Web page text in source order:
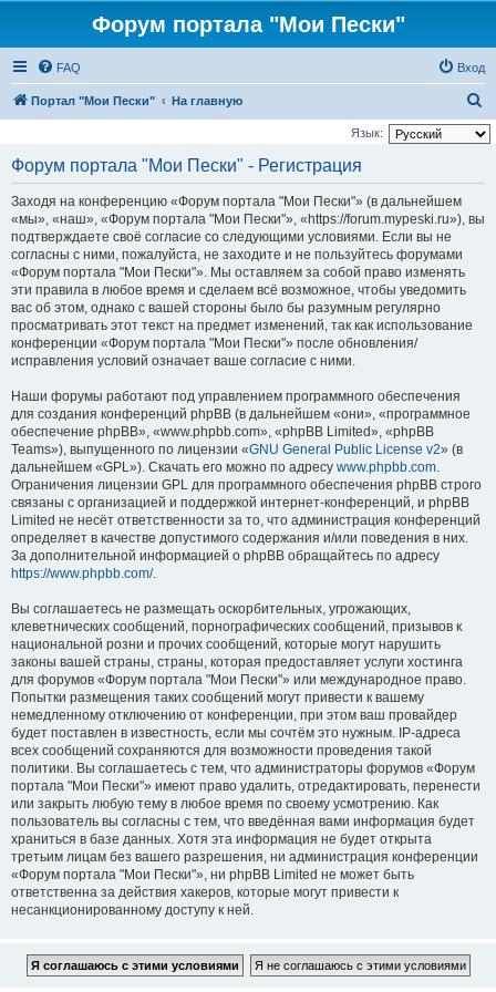
Форум портала "Мои Пески"
FAQ Вход
Портал "Мои Пески" На главную
о
Язык:
Форум портала "Мои Пески" - Регистрация
Заходя на конференцию «Форум портала "Мои Пески"» (в дальнейшем
«мы», «наш», «Форум портала "Мои Пески"», «https://forum.mypeski.ru»), вы
подтверждаете своё согласие со следующими условиями. Если вы не
согласны с ними, пожалуйста, не заходите и не пользуйтесь форумами
«Форум портала "Мои Пески"». Мы оставляем за собой право изменять
эти правила в любое время и сделаем всё возможное, чтобы уведомить
вас об этом, однако с вашей стороны было бы разумным регулярно
просматривать этот текст на предмет изменений, так как использование
конференции «Форум портала "Мои Пески"» после обновления/
исправления условий означает ваше согласие с ними.
Наши форумы работают под управлением программного обеспечения
для создания конференций phpBB (в дальнейшем «они», «программное
обеспечение phpBB», «www.phpbb.com», «phpBB Limited», «phpBB
Teams»), выпущенного по лицензии «GNU General Public License v2» (в
дальнейшем «GPL»). Скачать его можно по адресу www.phpbb.com.
Ограничения лицензии GPL для программного обеспечения phpBB строго
связаны с организацией и поддержкой интернет-конференций, и phpBB
Limited не несёт ответственности за то, что администрация конференций
определяет в качестве допустимого содержания и/или поведения в них.
За дополнительной информацией о phpBB обращайтесь по адресу
https://www.phpbb.com/.
Вы соглашаетесь не размещать оскорбительных, угрожающих,
клеветнических сообщений, порнографических сообщений, призывов к
национальной розни и прочих сообщений, которые могут нарушить
законы вашей страны, страны, которая предоставляет услуги хостинга
для форумов «Форум портала "Мои Пески"» или международное право.
Попытки размещения таких сообщений могут привести к вашему
немедленному отключению от конференции, при этом ваш провайдер
будет поставлен в известность, если мы сочтём это нужным. IP-адреса
всех сообщений сохраняются для возможности проведения такой
политики. Вы соглашаетесь с тем, что администраторы форумов «Форум
портала "Мои Пески"» имеют право удалить, отредактировать, перенести
или закрыть любую тему в любое время по своему усмотрению. Как
пользователь вы согласны с тем, что введённая вами информация будет
храниться в базе данных. Хотя эта информация не будет открыта
третьим лицам без вашего разрешения, ни администрация конференции
«Форум портала "Мои Пески"», ни phpBB Limited не может быть
ответственна за действия хакеров, которые могут привести к
несанкционированному доступу к ней.